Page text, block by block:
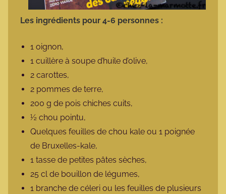
Les ingrédients pour 4-6 personnes :
1 oignon,
1 cuillère à soupe d’huile d’olive,
2 carottes,
2 pommes de terre,
200 g de pois chiches cuits,
½ chou pointu,
Quelques feuilles de chou kale ou 1 poignée
de Bruxelles-kale,
1 tasse de petites pâtes sèches,
25 cl de bouillon de légumes,
1 branche de céleri ou les feuilles de plusieurs